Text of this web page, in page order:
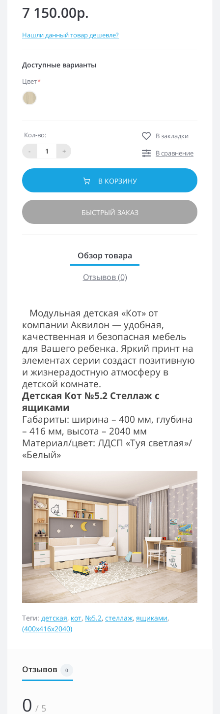
7 150.00р.
Нашли данный товар дешевле?
Доступные варианты
Цвет*
Кол-во:
-
+
В закладки
В сравнение
В КОРЗИНУ
БЫСТРЫЙ ЗАКАЗ
Обзор товара
Отзывов (0)
Модульная детская «Кот» от
компании Аквилон — удобная,
качественная и безопасная мебель
для Вашего ребенка. Яркий принт на
элементах серии создаст позитивную
и жизнерадостную атмосферу в
детской комнате.
Детская Кот №5.2 Стеллаж с
ящиками
Габариты: ширина – 400 мм, глубина
– 416 мм, высота – 2040 мм
Материал/цвет: ЛДСП «Туя светлая»/
«Белый»
Теги: детская, кот, №5.2, стеллаж, ящиками,
(400х416х2040)
Отзывов 0
0 / 5